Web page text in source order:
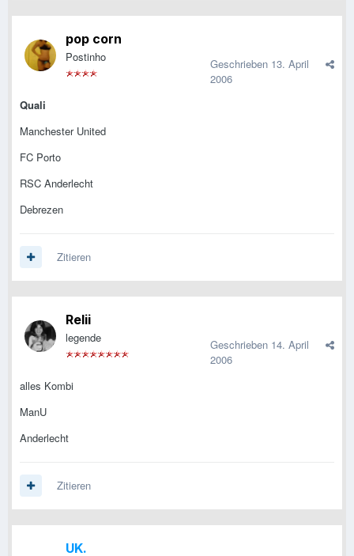
pop corn
Postinho Geschrieben 13. April
2006
Quali
Manchester United
FC Porto
RSC Anderlecht
Debrezen
Zitieren
Relii
legende Geschrieben 14. April
2006
alles Kombi
ManU
Anderlecht
Zitieren
UK.